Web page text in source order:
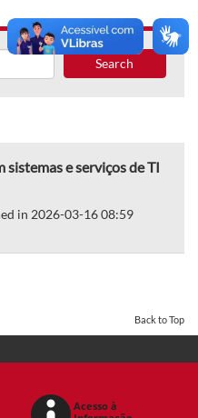
Search
e serviços de TI
in 2026-03-16 08:59
Back to Top